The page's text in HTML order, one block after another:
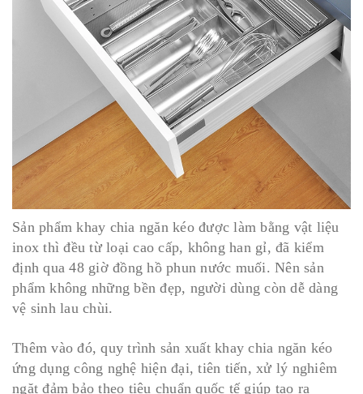
Sản phẩm khay chia ngăn kéo được làm bằng vật liệu
inox thì đều từ loại cao cấp, không han gỉ, đã kiểm
định qua 48 giờ đồng hồ phun nước muối. Nên sản
phẩm không những bền đẹp, người dùng còn dễ dàng
vệ sinh lau chùi.
Thêm vào đó, quy trình sản xuất khay chia ngăn kéo
ứng dụng công nghệ hiện đại, tiên tiến, xử lý nghiêm
ngặt đảm bảo theo tiêu chuẩn quốc tế giúp tạo ra